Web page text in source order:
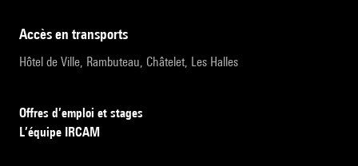
accès en transports
Hôtel de Ville, Rambuteau, Châtelet, Les Halles
Offres d’emploi et stages
L’équipe IRCAM